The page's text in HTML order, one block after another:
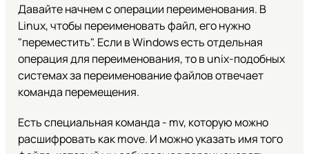
Давайте начнем с операции переименования. В
Linux, чтобы переименовать файл, его нужно
"переместить". Если в Windows есть отдельная
операция для переименования, то в unix-подобных
системах за переименование файлов отвечает
команда перемещения.
Есть специальная команда - mv, которую можно
расшифровать как move. И можно указать имя того